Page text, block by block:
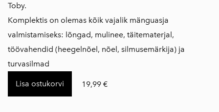
Toby.
Komplektis on olemas kõik vajalik mänguasja
valmistamiseks: lõngad, mulinee, täitematerjal,
töövahendid (heegelnõel, nõel, silmusemärkija) ja
turvasilmad
Lisa ostukorvi 19,99 €